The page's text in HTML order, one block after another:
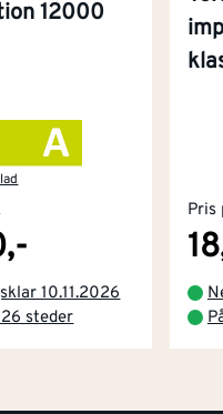
12000
10.11.2026
steder
Pris